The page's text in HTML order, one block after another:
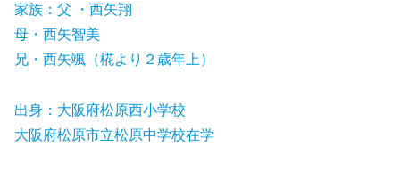
家族：父 ・西矢翔
母・西矢智美
兄・西矢颯（椛より２歳年上）
出身：大阪府松原西小学校
大阪府松原市立松原中学校在学